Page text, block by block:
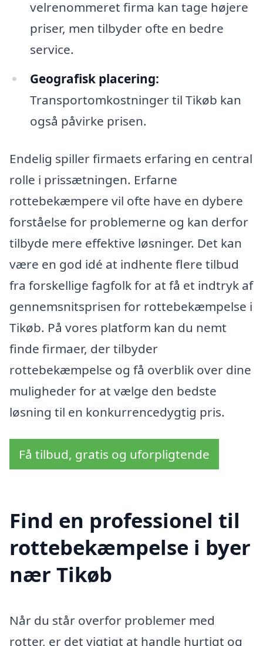
velrenommeret firma kan tage højere
priser, men tilbyder ofte en bedre
service.
Geografisk placering:
Transportomkostninger til Tikøb kan
også påvirke prisen.
Endelig spiller firmaets erfaring en central
rolle i prissætningen. Erfarne
rottebekæmpere vil ofte have en dybere
forståelse for problemerne og kan derfor
tilbyde mere effektive løsninger. Det kan
være en god idé at indhente flere tilbud
fra forskellige fagfolk for at få et indtryk af
gennemsnitsprisen for rottebekæmpelse i
Tikøb. På vores platform kan du nemt
finde firmaer, der tilbyder
rottebekæmpelse og få overblik over dine
muligheder for at vælge den bedste
løsning til en konkurrencedygtig pris.
Få tilbud, gratis og uforpligtende
Find en professionel til
rottebekæmpelse i byer
nær Tikøb
Når du står overfor problemer med
rotter, er det vigtigt at handle hurtigt og